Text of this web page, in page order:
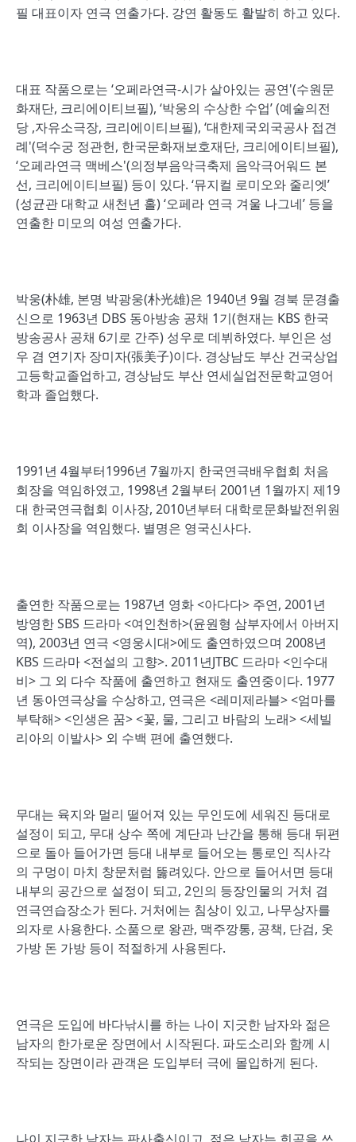
필 대표이자 연극 연출가다. 강연 활동도 활발히 하고 있다.
대표 작품으로는 ‘오페라연극-시가 살아있는 공연'(수원문
화재단, 크리에이티브필), ‘박웅의 수상한 수업’ (예술의전
당 ,자유소극장, 크리에이티브필), ‘대한제국외국공사 접견
례'(덕수궁 정관헌, 한국문화재보호재단, 크리에이티브필),
‘오페라연극 맥베스'(의정부음악극축제 음악극어워드 본
선, 크리에이티브필) 등이 있다. ‘뮤지컬 로미오와 줄리엣’
(성균관 대학교 새천년 홀) ‘오페라 연극 겨울 나그네’ 등을
연출한 미모의 여성 연출가다.
박웅(朴雄, 본명 박광웅(朴光雄)은 1940년 9월 경북 문경출
신으로 1963년 DBS 동아방송 공채 1기(현재는 KBS 한국
방송공사 공채 6기로 간주) 성우로 데뷔하였다. 부인은 성
우 겸 연기자 장미자(張美子)이다. 경상남도 부산 건국상업
고등학교졸업하고, 경상남도 부산 연세실업전문학교영어
학과 졸업했다.
1991년 4월부터1996년 7월까지 한국연극배우협회 처음
회장을 역임하였고, 1998년 2월부터 2001년 1월까지 제19
대 한국연극협회 이사장, 2010년부터 대학로문화발전위원
회 이사장을 역임했다. 별명은 영국신사다.
출연한 작품으로는 1987년 영화 <아다다> 주연, 2001년
방영한 SBS 드라마 <여인천하>(윤원형 삼부자에서 아버지
역), 2003년 연극 <영웅시대>에도 출연하였으며 2008년
KBS 드라마 <전설의 고향>. 2011년JTBC 드라마 <인수대
비> 그 외 다수 작품에 출연하고 현재도 출연중이다. 1977
년 동아연극상을 수상하고, 연극은 <레미제라블> <엄마를
부탁해> <인생은 꿈> <꽃, 물, 그리고 바람의 노래> <세빌
리아의 이발사> 외 수백 편에 출연했다.
무대는 육지와 멀리 떨어져 있는 무인도에 세워진 등대로
설정이 되고, 무대 상수 쪽에 계단과 난간을 통해 등대 뒤편
으로 돌아 들어가면 등대 내부로 들어오는 통로인 직사각
의 구멍이 마치 창문처럼 뚫려있다. 안으로 들어서면 등대
내부의 공간으로 설정이 되고, 2인의 등장인물의 거처 겸
연극연습장소가 된다. 거처에는 침상이 있고, 나무상자를
의자로 사용한다. 소품으로 왕관, 맥주깡통, 공책, 단검, 옷
가방 돈 가방 등이 적절하게 사용된다.
연극은 도입에 바다낚시를 하는 나이 지긋한 남자와 젊은
남자의 한가로운 장면에서 시작된다. 파도소리와 함께 시
작되는 장면이라 관객은 도입부터 극에 몰입하게 된다.